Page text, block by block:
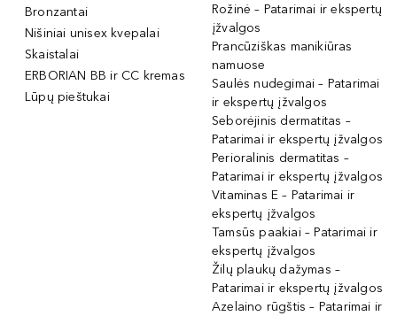
Bronzantai
Nišiniai unisex kvepalai
Skaistalai
ERBORIAN BB ir CC kremas
Lūpų pieštukai
Rožinė – Patarimai ir ekspertų
įžvalgos
Prancūziškas manikiūras
namuose
Saulės nudegimai – Patarimai
ir ekspertų įžvalgos
Seborėjinis dermatitas –
Patarimai ir ekspertų įžvalgos
Perioralinis dermatitas –
Patarimai ir ekspertų įžvalgos
Vitaminas E – Patarimai ir
ekspertų įžvalgos
Tamsūs paakiai – Patarimai ir
ekspertų įžvalgos
Žilų plaukų dažymas –
Patarimai ir ekspertų įžvalgos
Azelaino rūgštis – Patarimai ir